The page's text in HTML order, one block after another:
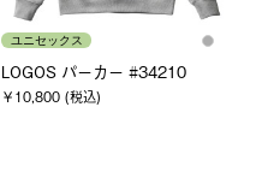
ユニセックス
LOGOS パーカー #34210
￥10,800 (税込)